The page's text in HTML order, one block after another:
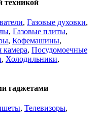
техникой
, Газовые духовки,
, Газовые плиты,
, Кофемашины,
камера, Посудомоечные
, Холодильники,
гаджетами
, Телевизоры,